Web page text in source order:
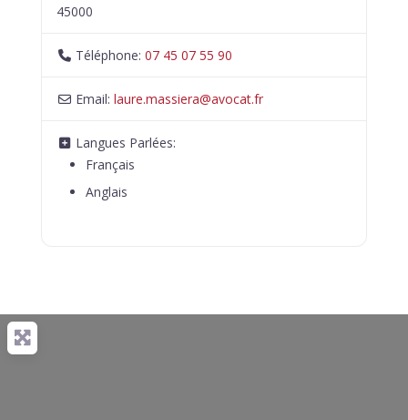
45000
Téléphone:07 45 07 55 90
Email:laure.massiera@avocat.fr
Langues Parlées:
Français
Anglais